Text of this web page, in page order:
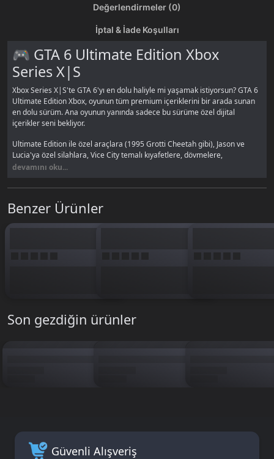
Değerlendirmeler (0)
İptal & İade Koşulları
🎮 GTA 6 Ultimate Edition Xbox
Series X|S
Xbox Series X|S'te GTA 6'yı en dolu haliyle mi yaşamak istiyorsun? GTA 6
Ultimate Edition Xbox, oyunun tüm premium içeriklerini bir arada sunan
en dolu sürüm. Ana oyunun yanında sadece bu sürüme özel dijital
içerikler seni bekliyor.
Ultimate Edition ile özel araçlara (1995 Grotti Cheetah gibi), Jason ve
Lucia'ya özel silahlara, Vice City temalı kıyafetlere, dövmelere,
mağazalara ve ek yan görevlere erişirsin. Ön sipariş bonusu Vintage Vice
isteyen Xbox oyuncuları için doğru tercih.
Oyun kodun, ödeme sonrası anında mail ile iletilir. Kodu Microsoft Store
bakabilirsin. BTKGame güvencesiyle GTA 6 Ultimate Edition Xbox satın al,
devamını oku...
Benzer Ürünler
Son gezdiğin ürünler
Güvenli Alışveriş